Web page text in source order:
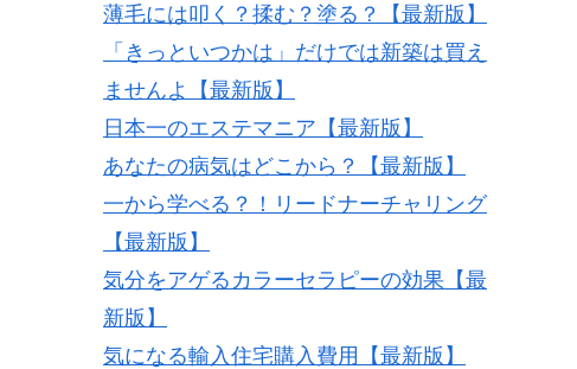
薄毛には叩く？揉む？塗る？【最新版】
「きっといつかは」だけでは新築は買え
ませんよ【最新版】
日本一のエステマニア【最新版】
あなたの病気はどこから？【最新版】
一から学べる？！リードナーチャリング
【最新版】
気分をアゲるカラーセラピーの効果【最
新版】
気になる輸入住宅購入費用【最新版】